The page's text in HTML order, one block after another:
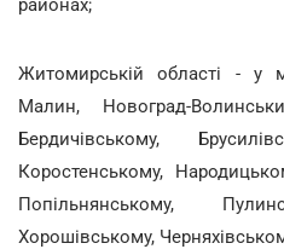
районах;
Житомирській області - у
Малин, Новоград-
Бердичівському,
Коростенському,
Попільнянському,
Хорошівському,